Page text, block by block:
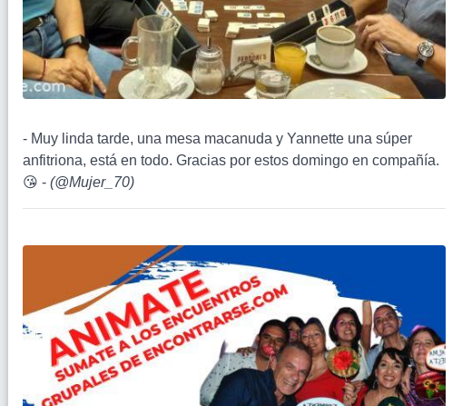
- Muy linda tarde, una mesa macanuda y Yannette una súper
anfitriona, está en todo. Gracias por estos domingo en compañía.
😘 - (@Mujer_70)